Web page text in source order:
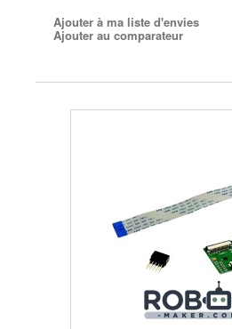
Ajouter à ma liste d'envies
Ajouter au comparateur